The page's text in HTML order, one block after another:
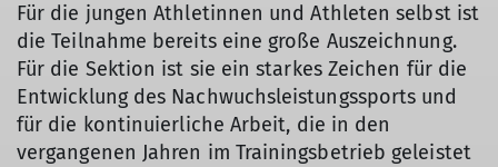
Für die jungen Athletinnen und Athleten selbst ist
die Teilnahme bereits eine große Auszeichnung.
Für die Sektion ist sie ein starkes Zeichen für die
Entwicklung des Nachwuchsleistungssports und
für die kontinuierliche Arbeit, die in den
vergangenen Jahren im Trainingsbetrieb geleistet